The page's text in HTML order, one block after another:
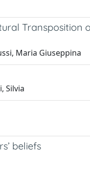
Transposition
Maria Giuseppina
Silvia
beliefs